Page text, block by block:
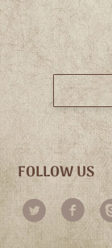
FOLLOW US